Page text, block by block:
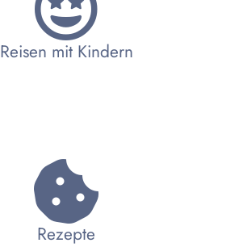
Reisen mit Kindern
Rezepte